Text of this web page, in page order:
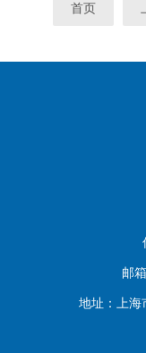
首页
邮
地址：上海